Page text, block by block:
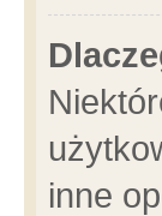
inne